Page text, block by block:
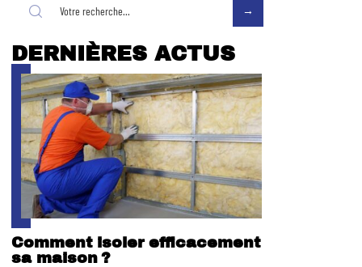
DERNIÈRES ACTUS
Comment isoler efficacement
sa maison ?